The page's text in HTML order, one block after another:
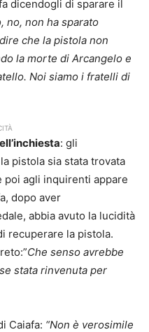
dicendogli di sparare il
no, non ha sparato
che la pistola non
la morte di Arcangelo e
Noi siamo i fratelli di
: gli
pistola sia stata trovata
poi agli inquirenti appare
dopo aver
abbia avuto la lucidità
recuperare la pistola.
Che senso avrebbe
stata rinvenuta per
Caiafa: “Non è verosimile